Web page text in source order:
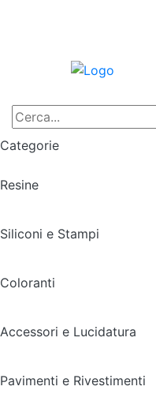
Categorie
Resine
Siliconi e Stampi
Coloranti
Accessori e Lucidatura
Pavimenti e Rivestimenti